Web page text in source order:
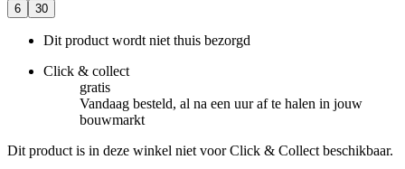
6 30
Dit product wordt niet thuis bezorgd
Click & collect
gratis
Vandaag besteld, al na een uur af te halen in jouw
bouwmarkt
Dit product is in deze winkel niet voor Click & Collect beschikbaar.